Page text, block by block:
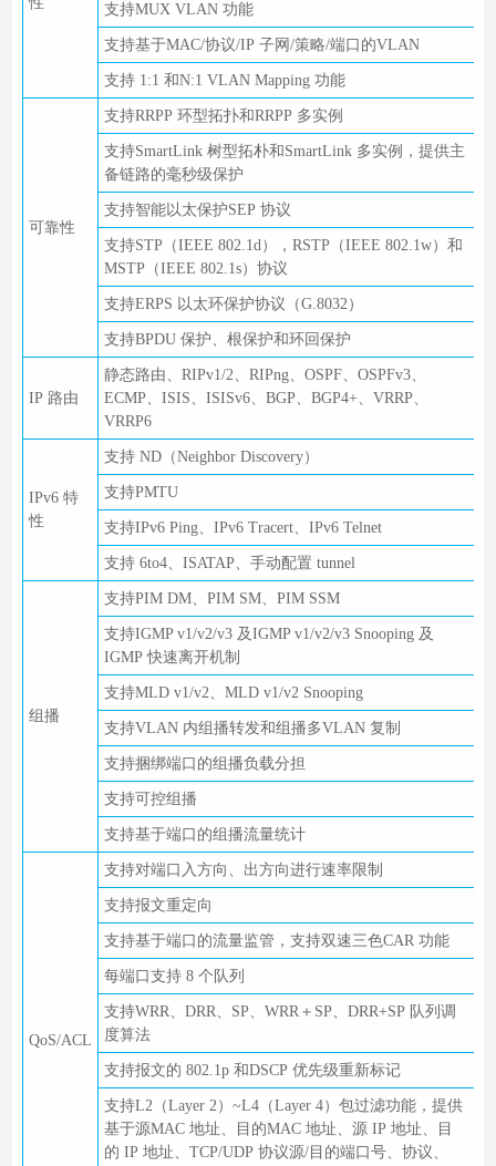
支持MUX VLAN 功能
支持基于MAC/协议/IP 子网/策略/端口的VLAN
支持 1:1 和N:1 VLAN Mapping 功能
可靠性
支持RRPP 环型拓扑和RRPP 多实例
支持SmartLink 树型拓朴和SmartLink 多实例，提供主
备链路的毫秒级保护
支持智能以太保护SEP 协议
支持STP（IEEE 802.1d），RSTP（IEEE 802.1w）和
MSTP（IEEE 802.1s）协议
支持ERPS 以太环保护协议（G.8032）
支持BPDU 保护、根保护和环回保护
IP 路由
静态路由、RIPv1/2、RIPng、OSPF、OSPFv3、
ECMP、ISIS、ISISv6、BGP、BGP4+、VRRP、
VRRP6
IPv6 特
性
支持 ND（Neighbor Discovery）
支持PMTU
支持IPv6 Ping、IPv6 Tracert、IPv6 Telnet
支持 6to4、ISATAP、手动配置 tunnel
组播
支持PIM DM、PIM SM、PIM SSM
支持IGMP v1/v2/v3 及IGMP v1/v2/v3 Snooping 及
IGMP 快速离开机制
支持MLD v1/v2、MLD v1/v2 Snooping
支持VLAN 内组播转发和组播多VLAN 复制
支持捆绑端口的组播负载分担
支持可控组播
支持基于端口的组播流量统计
QoS/ACL
支持对端口入方向、出方向进行速率限制
支持报文重定向
支持基于端口的流量监管，支持双速三色CAR 功能
每端口支持 8 个队列
支持WRR、DRR、SP、WRR＋SP、DRR+SP 队列调
度算法
支持报文的 802.1p 和DSCP 优先级重新标记
支持L2（Layer 2）~L4（Layer 4）包过滤功能，提供
基于源MAC 地址、目的MAC 地址、源 IP 地址、目
的 IP 地址、TCP/UDP 协议源/目的端口号、协议、